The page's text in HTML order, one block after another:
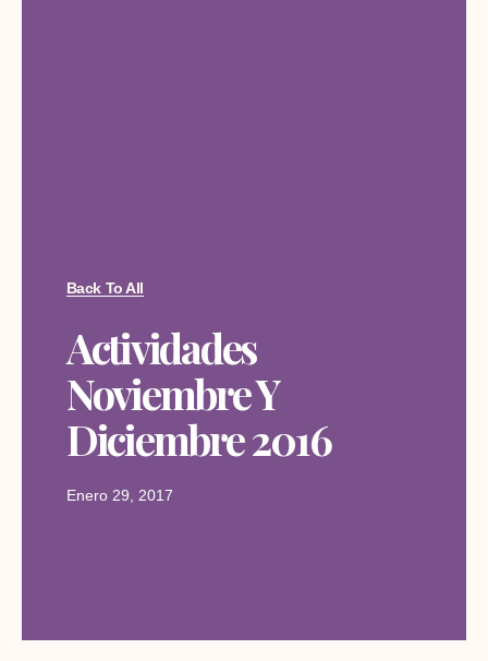
Back To All
Actividades
Noviembre Y
Diciembre 2016
Enero 29, 2017